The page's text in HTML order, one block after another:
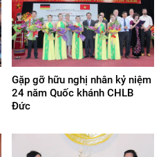
Gặp gỡ hữu nghị nhân kỷ niệm
24 năm Quốc khánh CHLB
Đức